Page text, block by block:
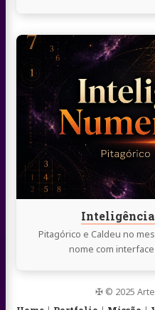
Pitagórico e Caldeu no
nome com
Continue
lendo
Inteligência
Numerológica
✠ © 2025